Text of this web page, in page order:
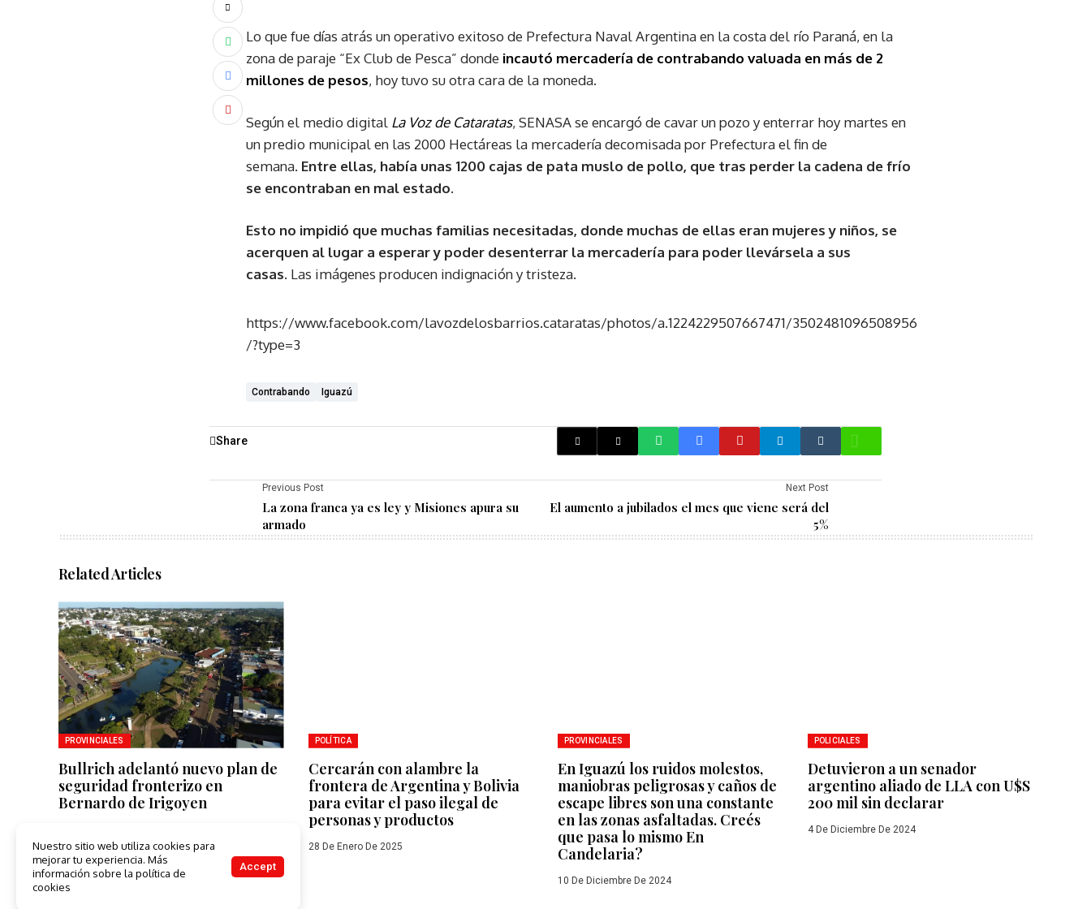
Lo que fue días atrás un operativo exitoso de Prefectura Naval Argentina en la costa del río Paraná, en la
zona de paraje “Ex Club de Pesca” donde incautó mercadería de contrabando valuada en más de 2
millones de pesos, hoy tuvo su otra cara de la moneda.
Según el medio digital La Voz de Cataratas, SENASA se encargó de cavar un pozo y enterrar hoy martes en
un predio municipal en las 2000 Hectáreas la mercadería decomisada por Prefectura el fin de
semana. Entre ellas, había unas 1200 cajas de pata muslo de pollo, que tras perder la cadena de frío
se encontraban en mal estado.
Esto no impidió que muchas familias necesitadas, donde muchas de ellas eran mujeres y niños, se
acerquen al lugar a esperar y poder desenterrar la mercadería para poder llevársela a sus
casas. Las imágenes producen indignación y tristeza.
https://www.facebook.com/lavozdelosbarrios.cataratas/photos/a.1224229507667471/3502481096508956
/?type=3
Contrabando Iguazú
Share
Previous Post
La zona franca ya es ley y Misiones apura su
armado
Next Post
El aumento a jubilados el mes que viene será del
5%
Related Articles
PROVINCIALES
Bullrich adelantó nuevo plan de
seguridad fronterizo en
Bernardo de Irigoyen
POLÍTICA
Cercarán con alambre la
frontera de Argentina y Bolivia
para evitar el paso ilegal de
personas y productos
28 De Enero De 2025
PROVINCIALES
En Iguazú los ruidos molestos,
maniobras peligrosas y caños de
escape libres son una constante
en las zonas asfaltadas. Creés
que pasa lo mismo En
Candelaria?
10 De Diciembre De 2024
POLICIALES
Detuvieron a un senador
argentino aliado de LLA con U$S
200 mil sin declarar
4 De Diciembre De 2024
Nuestro sitio web utiliza cookies para
mejorar tu experiencia. Más
información sobre la política de
cookies
Accept